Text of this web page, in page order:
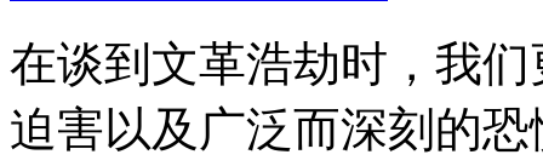
在谈到文革浩劫时，我
迫害以及广泛而深刻的